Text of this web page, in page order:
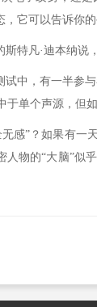
它可以告诉你的
特凡·迪本纳说
，有一半参
单个声源，但
”？如果有一
物的“大脑”似